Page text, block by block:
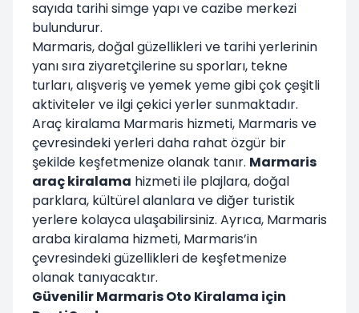
sayıda tarihi simge yapı ve cazibe merkezi
bulundurur.
Marmaris, doğal güzellikleri ve tarihi yerlerinin
yanı sıra ziyaretçilerine su sporları, tekne
turları, alışveriş ve yemek yeme gibi çok çeşitli
aktiviteler ve ilgi çekici yerler sunmaktadır.
Araç kiralama Marmaris hizmeti, Marmaris ve
çevresindeki yerleri daha rahat özgür bir
şekilde keşfetmenize olanak tanır. Marmaris
araç kiralama hizmeti ile plajlara, doğal
parklara, kültürel alanlara ve diğer turistik
yerlere kolayca ulaşabilirsiniz. Ayrıca, Marmaris
araba kiralama hizmeti, Marmaris’in
çevresindeki güzellikleri de keşfetmenize
olanak tanıyacaktır.
Güvenilir Marmaris Oto Kiralama için